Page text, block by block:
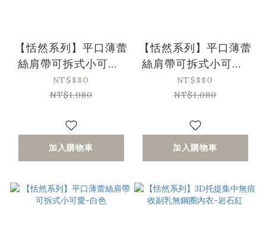
【恬然系列】平口薄蕾
絲肩帶可拆式小可愛-
銀灰色
NT$880
NT$1,080
加入購物車
【恬然系列】平口薄蕾
絲肩帶可拆式小可愛-
黑色
NT$880
NT$1,080
加入購物車